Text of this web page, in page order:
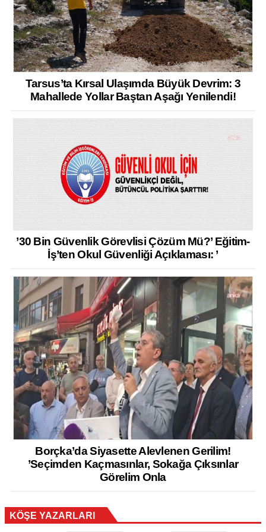
Tarsus’ta Kırsal Ulaşımda Büyük Devrim: 3
Mahallede Yollar Baştan Aşağı Yenilendi!
’30 Bin Güvenlik Görevlisi Çözüm Mü?’ Eğitim-
İş’ten Okul Güvenliği Açıklaması: ’
Borçka’da Siyasette Alevlenen Gerilim!
’Seçimden Kaçmasınlar, Sokağa Çıksınlar
Görelim Onla
KÖŞE YAZARLARI